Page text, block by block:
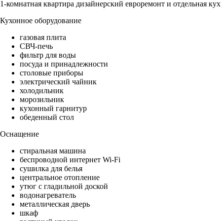
1-комнатная квартира дизайнерский евроремонт и отдельная
Кухонное оборудование
газовая плита
СВЧ-печь
фильтр для воды
посуда и принадлежности
столовые приборы
электрический чайник
холодильник
морозильник
кухонный гарнитур
обеденный стол
Оснащение
стиральная машина
беспроводной интернет Wi-Fi
сушилка для белья
центральное отопление
утюг с гладильной доской
водонагреватель
металлическая дверь
шкаф